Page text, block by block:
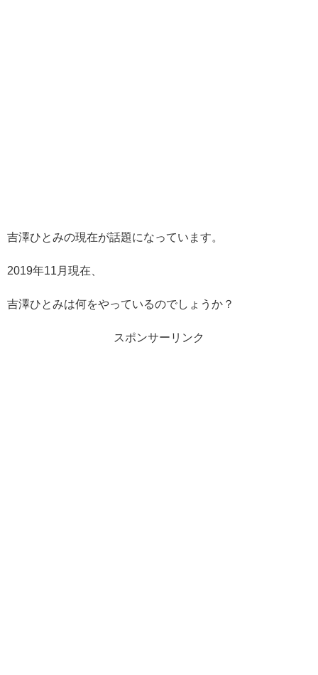
吉澤ひとみの現在が話題になっています。
2019年11月現在、
吉澤ひとみは何をやっているのでしょうか？
スポンサーリンク